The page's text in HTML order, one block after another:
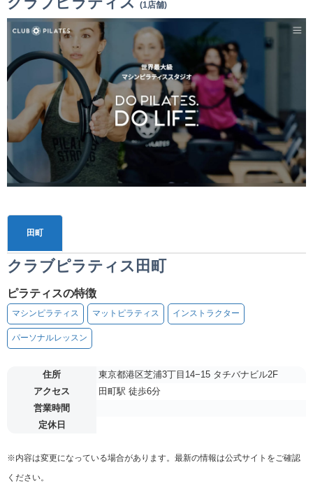
(1店舗)
田町
クラブピラティス田町
ピラティスの特徴
マシンピラティス マットピラティス インストラクター
パーソナルレッスン
住所
東京都港区芝浦3丁目14−15 タチバナビル2F
アクセス
田町駅 徒歩6分
営業時間
定休日
※内容は変更になっている場合があります。最新の情報は公式サイトをご確認
ください。